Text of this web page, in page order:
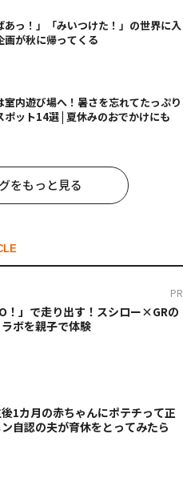
あっ！」「みいつけた！」の世界に入
画が秋に帰ってくる
室内遊び場へ！暑さを忘れてたっぷり
ポット14選 | 夏休みのおでかけにも
をもっと見る
PR
！」で走り出す！スシロー×GRの
ボを親子で体験
後1カ月の赤ちゃんにポテチって正
自認の夫が育休をとってみたら